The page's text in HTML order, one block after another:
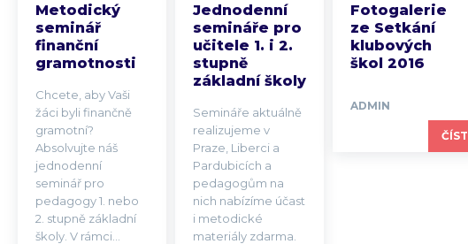
Metodický
seminář
finanční
gramotnosti
Chcete, aby Vaši
žáci byli finančně
gramotní?
Absolvujte náš
jednodenní
seminář pro
pedagogy 1. nebo
2. stupně základní
školy. V rámci...
Jednodenní
semináře pro
učitele 1. i 2.
stupně
základní školy
Semináře aktuálně
realizujeme v
Praze, Liberci a
Pardubicích a
pedagogům na
nich nabízíme účast
i metodické
materiály zdarma.
Fotogalerie
ze Setkání
klubových
škol 2016
ADMIN
ČÍST